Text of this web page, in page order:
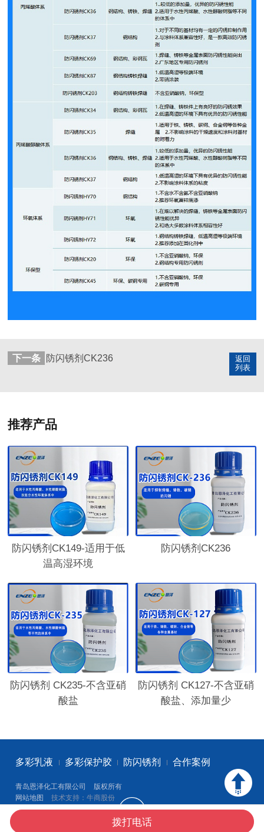
返回
列表
下一条 防闪锈剂CK236
推荐产品
防闪锈剂CK149-适用于低
温高湿环境
防闪锈剂CK236
防闪锈剂 CK235-不含亚硝
酸盐
防闪锈剂 CK127-不含亚硝
酸盐、添加量少
多彩乳液 多彩保护胶 防闪锈剂 合作案例
青岛恩泽化工有限公司
版权所有
网站地图
技术支持：牛商股份
拨打电话